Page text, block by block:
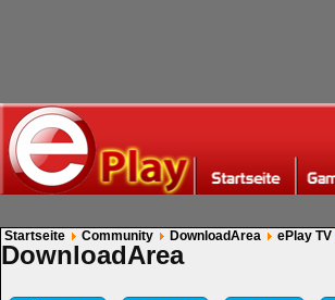
Startseite Community DownloadArea ePlay TV
DownloadArea